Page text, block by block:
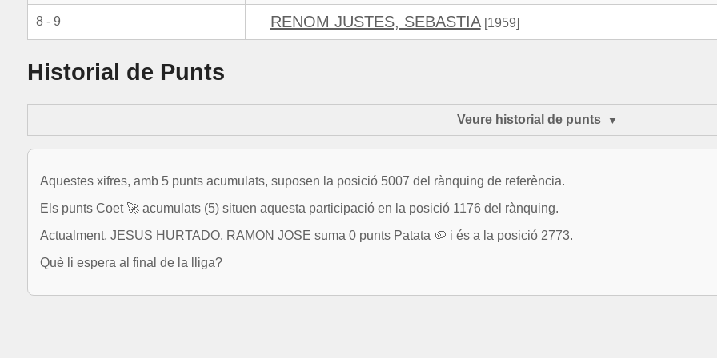
8 - 9 RENOM JUSTES, SEBASTIA[1959]
Historial de Punts
Veure historial de punts
Aquestes xifres, amb 5 punts acumulats, suposen la posició 5007 del rànquing de referència.
Els punts Coet 🚀 acumulats (5) situen aquesta participació en la posició 1176 del rànquing.
Actualment, JESUS HURTADO, RAMON JOSE suma 0 punts Patata 🥔 i és a la posició 2773.
Què li espera al final de la lliga?